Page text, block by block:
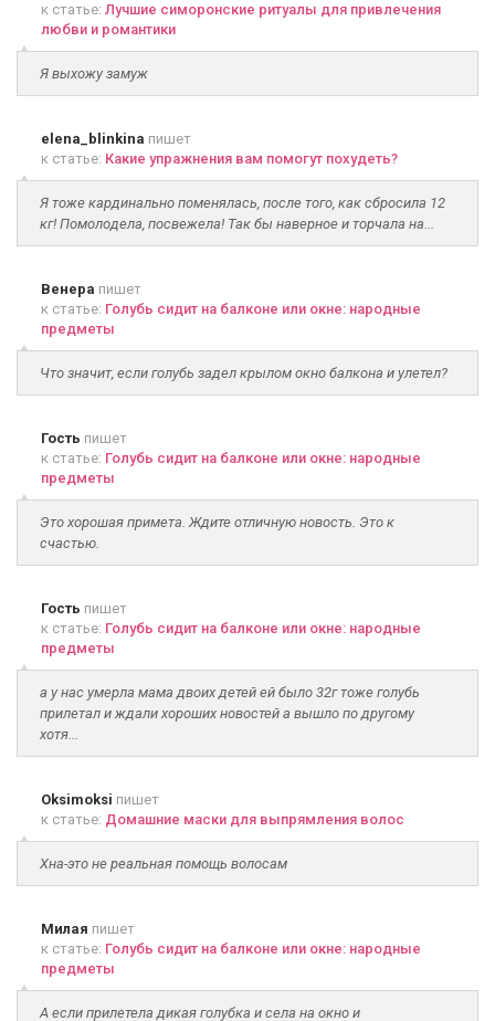
к статье: Лучшие симоронские ритуалы для привлечения
любви и романтики
Я выхожу замуж
elena_blinkina пишет
к статье: Какие упражнения вам помогут похудеть?
Я тоже кардинально поменялась, после того, как сбросила 12
кг! Помолодела, посвежела! Так бы наверное и торчала на...
Венера пишет
к статье: Голубь сидит на балконе или окне: народные
предметы
Что значит, если голубь задел крылом окно балкона и улетел?
Гость пишет
к статье: Голубь сидит на балконе или окне: народные
предметы
Это хорошая примета. Ждите отличную новость. Это к
счастью.
Гость пишет
к статье: Голубь сидит на балконе или окне: народные
предметы
а у нас умерла мама двоих детей ей было 32г тоже голубь
прилетал и ждали хороших новостей а вышло по другому
хотя...
Oksimoksi пишет
к статье: Домашние маски для выпрямления волос
Хна-это не реальная помощь волосам
Милая пишет
к статье: Голубь сидит на балконе или окне: народные
предметы
А если прилетела дикая голубка и села на окно и